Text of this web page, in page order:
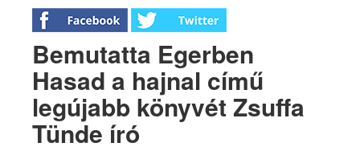
Bemutatta Egerben
Hasad a hajnal című
legújabb könyvét Zsuffa
Tünde író